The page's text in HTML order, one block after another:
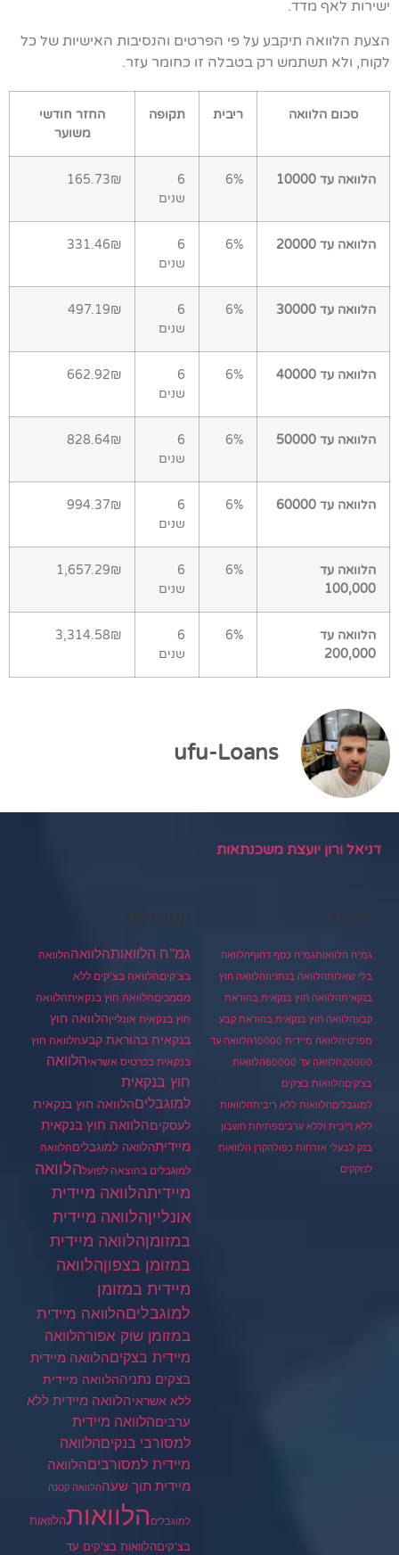
ישירות לאף מדד.
הצעת הלוואה תיקבע על פי הפרטים והנסיבות האישיות של כל
לקוח, ולא תשתמש רק בטבלה זו כחומר עזר.
סכום הלוואה ריבית תקופה
החזר חודשי
משוער
הלוואה עד 10000 6%
6
שנים
165.73₪
הלוואה עד 20000 6%
6
שנים
331.46₪
הלוואה עד 30000 6%
6
שנים
497.19₪
הלוואה עד 40000 6%
6
שנים
662.92₪
הלוואה עד 50000 6%
6
שנים
828.64₪
הלוואה עד 60000 6%
6
שנים
994.37₪
הלוואה עד
100,000
6%
6
שנים
1,657.29₪
הלוואה עד
200,000
6%
6
שנים
3,314.58₪
ufu-Loans
דניאל ורון יועצת משכנתאות
תגיות
גמ"ח הלוואותגמ"ח כסף דחוףהלוואה
בלי שאלותהלוואה בנתניההלוואה חוץ
בנקאיתהלוואה חוץ בנקאית בהוראת
קבעהלוואה חוץ בנקאית בהוראת קבע
מפרטיהלוואה מיידית 10000
הלוואה עד
20000הלוואה עד 60000
הלוואות
בצ'קיםהלוואות בצ'קים
למוגבליםהלוואות ללא ריביתהלוואות
ללא ריבית וללא ערביםפתיחת חשבון
בנק לבעלי אזרחות כפולהקרן הלוואות
לנזקקים
קטגוריות
גמ"ח הלוואותהלוואההלוואה
בצ'קיםהלוואה בצ'קים ללא
מסמכיםהלוואה חוץ בנקאיתהלוואה
חוץ בנקאית אונלייןהלוואה חוץ
בנקאית בהוראת קבעהלוואה חוץ
בנקאית בכרטיס אשראיהלוואה
חוץ בנקאית
למוגבליםהלוואה חוץ בנקאית
לעסקיםהלוואה חוץ בנקאית
מיידיתהלוואה למוגבליםהלוואה
למוגבלים בהוצאה לפועלהלוואה
מיידיתהלוואה מיידית
אונלייןהלוואה מיידית
במזומןהלוואה מיידית
במזומן בצפוןהלוואה
מיידית במזומן
למוגבליםהלוואה מיידית
במזומן שוק אפורהלוואה
מיידית בצקיםהלוואה מיידית
בצקים נתניההלוואה מיידית
ללא אשראיהלוואה מיידית ללא
ערביםהלוואה מיידית
למסורבי בנקיםהלוואה
מיידית למסורביםהלוואה
מיידית תוך שעההלוואה קטנה
למוגבלים הלוואותהלוואות
בצ'קיםהלוואות בצ'קים עד